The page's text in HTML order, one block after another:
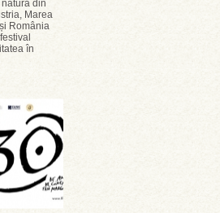
din
Marea
România
în